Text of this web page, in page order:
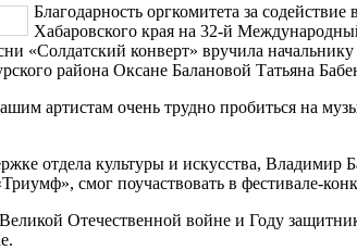
Благодарность оргкомитета за
Хабаровского края на 32-й
«Солдатский конверт» вручила
района Оксане Балановой Татьяна
артистам очень трудно пробиться на
отдела культуры и искусства, Владимир
смог поучаствовать в фестивале-
Отечественной войне и Году